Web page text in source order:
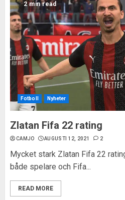
2 min read
Fotboll Nyheter
Zlatan Fifa 22 rating
CAMJO AUGUSTI 12, 2021 2
Mycket stark Zlatan Fifa 22
både spelare och Fifa...
READ MORE